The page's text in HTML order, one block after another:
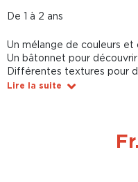
De 1 à 2 ans
Un mélange de couleurs
Un bâtonnet pour
Différentes textures pour
Lire la suite